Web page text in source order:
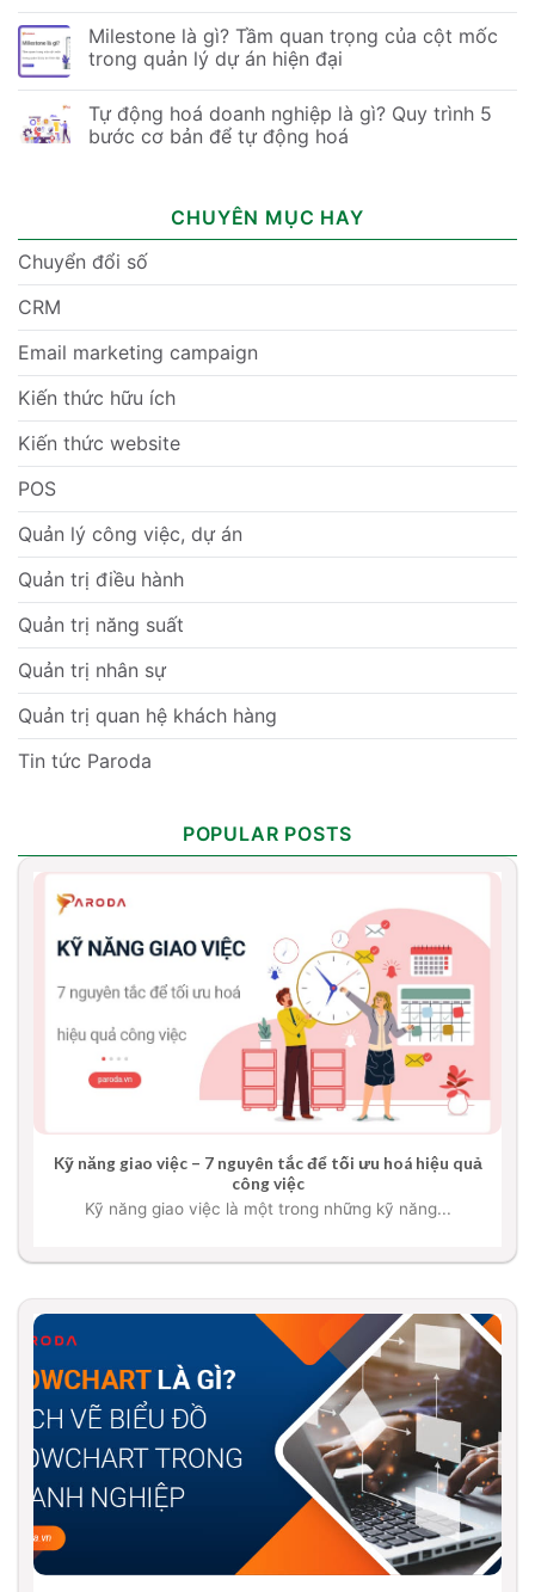
Milestone là gì? Tầm quan trọng của cột mốc
trong quản lý dự án hiện đại
Tự động hoá doanh nghiệp là gì? Quy trình 5
bước cơ bản để tự động hoá
CHUYÊN MỤC HAY
Chuyển đổi số
CRM
Email marketing campaign
Kiến thức hữu ích
Kiến thức website
POS
Quản lý công việc, dự án
Quản trị điều hành
Quản trị năng suất
Quản trị nhân sự
Quản trị quan hệ khách hàng
Tin tức Paroda
POPULAR POSTS
Kỹ năng giao việc – 7 nguyên tắc để tối ưu hoá hiệu quả
công việc
Kỹ năng giao việc là một trong những kỹ năng...